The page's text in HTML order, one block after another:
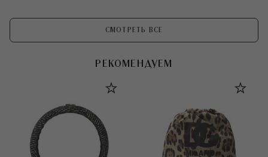
СМОТРЕТЬ ВСЕ
РЕКОМЕНДУЕМ